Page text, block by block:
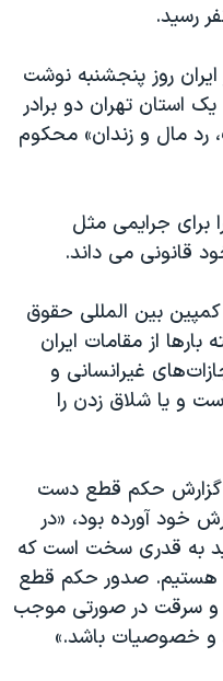
رسید.
روز پنجشنبه نوشت
استان تهران دو برادر
رد مال و زندان» محکوم
برای جرایمی مثل
قانونی می داند.
بین المللی حقوق
از مقامات ایران
غیرانسانی و
و یا شلاق زدن را
گزارش حکم قطع دست
خود آورده بود، «در
به قدری سخت است که
هستیم. صدور حکم قطع
و سرقت در صورتی موجب
و خصوصیات باشد.»